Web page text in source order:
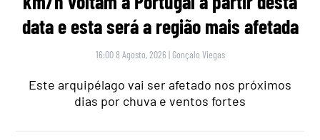
data e esta será a região mais afetada
16:00 8 Agosto, 2026 | Gonçalo Viegas
Este arquipélago vai ser afetado nos próximos
dias por chuva e ventos fortes